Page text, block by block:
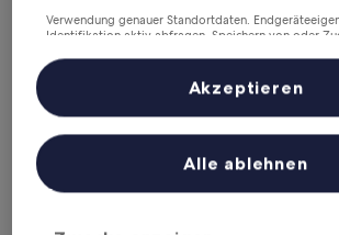
Gästebewertung: 8,0/10 — Sehr gut.
Gästebewertung: 9,6/10 —
Waldorf Palace Hotel
— 4-Sterne-Hotel in
Gästebewertung: 8,4/10 — Sehr gut.
Familienhotels in
Verwendung genauer Standortdaten.
Identifikation aktiv abfragen. Speichern von oder
Inhalte, Messung von Werbeleistung und der
Zielgruppenforschung sowie Entwicklung und
Liste der Partner (Lieferanten)
Alle ablehnen
Akzeptieren